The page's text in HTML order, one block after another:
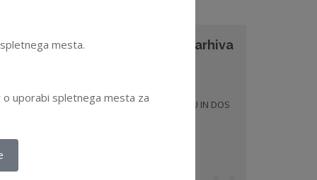
sporazuma za dostop do arhiva
sporazuma za dostop do arhiva NS po
mandata - SPORAZUM O VAROVANJU IN DOS
dokument
2026 - Vzorci - ZNS
mesta.
o uporabi spletnega mesta za